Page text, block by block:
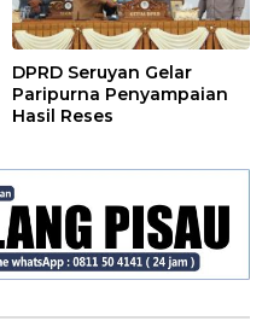
DPRD Seruyan Gelar
Paripurna Penyampaian
Hasil Reses